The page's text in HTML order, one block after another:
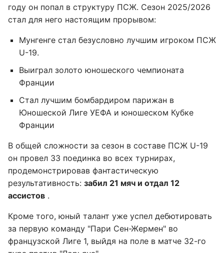
году он попал в структуру ПСЖ. Сезон 2025/2026
стал для него настоящим прорывом:
Мунгенге стал безусловно лучшим игроком ПСЖ
U-19.
Выиграл золото юношеского чемпионата
Франции
Стал лучшим бомбардиром парижан в
Юношеской Лиге УЕФА и юношеском Кубке
Франции
В общей сложности за сезон в составе ПСЖ U-19
он провел 33 поединка во всех турнирах,
продемонстрировав фантастическую
результативность: забил 21 мяч и отдал 12
ассистов .
Кроме того, юный талант уже успел дебютировать
за первую команду "Пари Сен-Жермен" во
французской Лиге 1, выйдя на поле в матче 32-го